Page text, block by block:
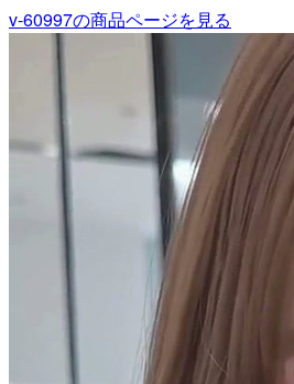
v-60997の商品ページを見る